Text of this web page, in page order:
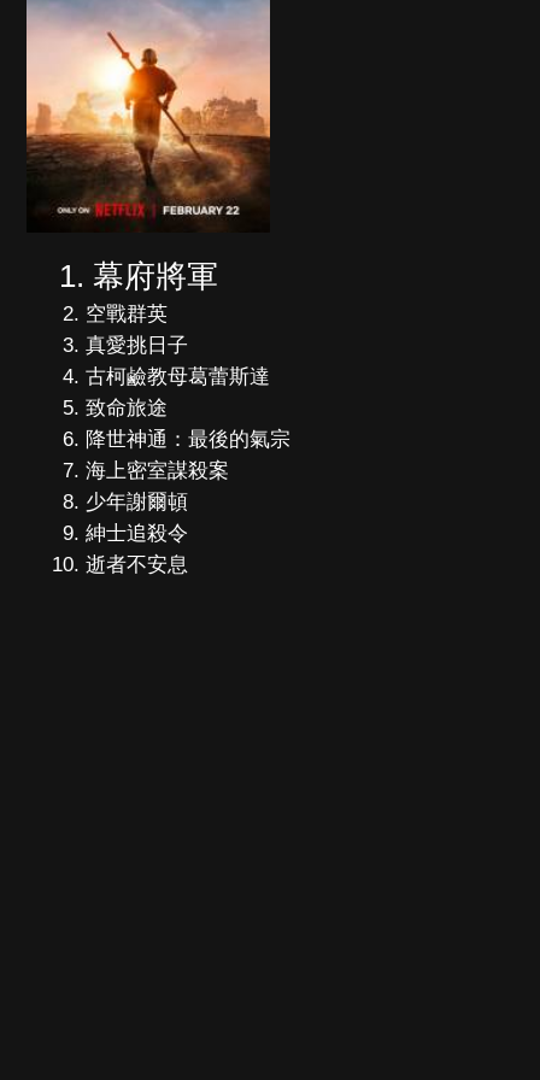
幕府將軍
空戰群英
真愛挑日子
古柯鹼教母葛蕾斯達
致命旅途
降世神通：最後的氣宗
海上密室謀殺案
少年謝爾頓
紳士追殺令
逝者不安息